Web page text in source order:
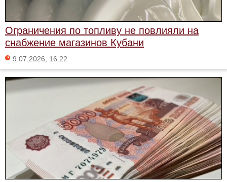
Ограничения по топливу не повлияли на
снабжение магазинов Кубани
9.07.2026, 16:22